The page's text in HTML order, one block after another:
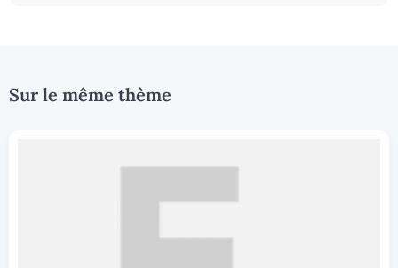
Sur le même thème